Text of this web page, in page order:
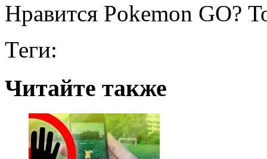
Нравится Pokemon GO?
Теги:
Читайте также